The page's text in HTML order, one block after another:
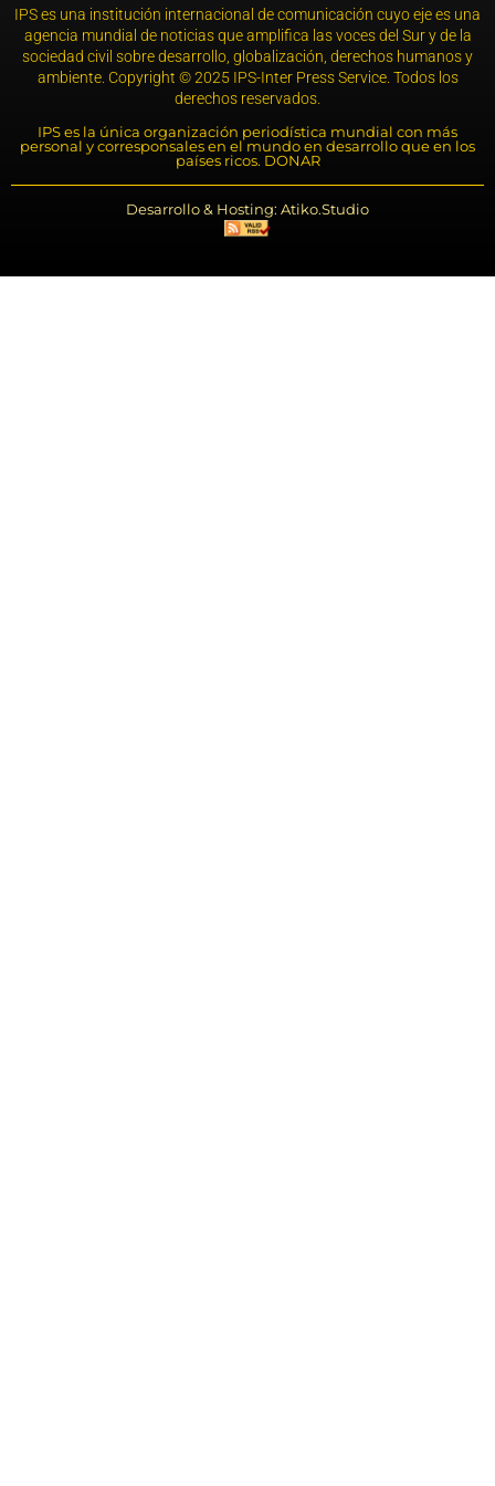
IPS es una institución internacional de comunicación cuyo eje es una
agencia mundial de noticias que amplifica las voces del Sur y de la
sociedad civil sobre desarrollo, globalización, derechos humanos y
ambiente. Copyright © 2025 IPS-Inter Press Service. Todos los
derechos reservados.
IPS es la única organización periodística mundial con más
personal y corresponsales en el mundo en desarrollo que en los
países ricos. DONAR
Desarrollo & Hosting: Atiko.Studio